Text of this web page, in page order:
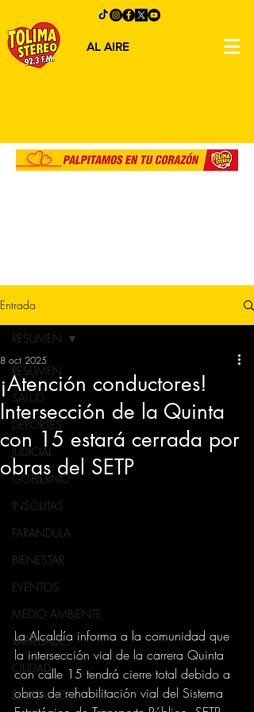
AL AIRE
Entrada
RESUMEN
SALUD
DEPORTES
JUDICIAL
GOBIERNO
INSÓLITAS
FARANDULA
BIENESTAR
EVENTOS
MEDIO AMBIENTE
VARIEDADES
CIUDAD
EDUCACION
RESUMEN
¡Atención conductores!
Intersección de la Quinta
con 15 estará cerrada por
obras del SETP
8 oct 2025
La Alcaldía informa a la comunidad que
la intersección vial de la carrera Quinta
con calle 15 tendrá cierre total debido a
obras de rehabilitación vial del Sistema